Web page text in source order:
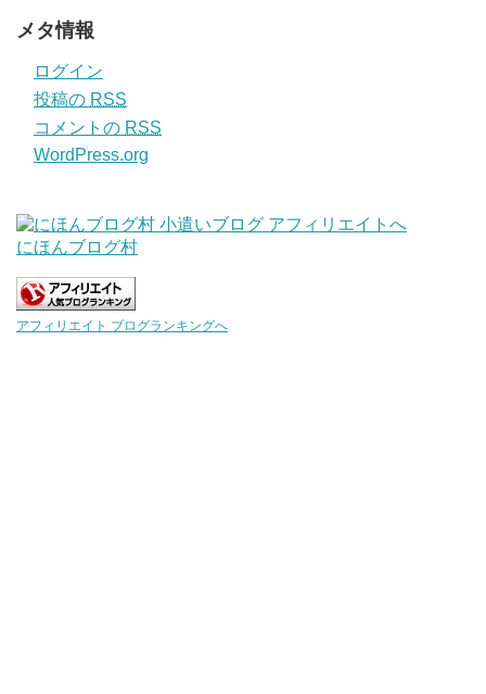
メタ情報
ログイン
投稿の RSS
コメントの RSS
WordPress.org
にほんブログ村
アフィリエイト ブログランキングへ